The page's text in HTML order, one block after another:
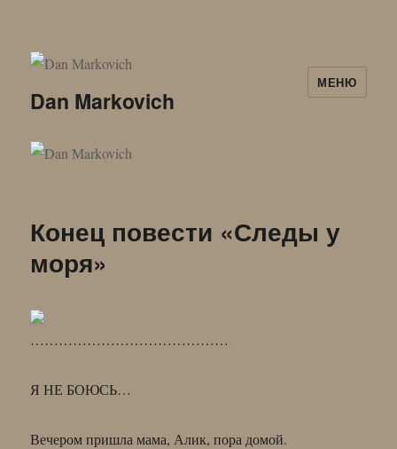
Dan Markovich
МЕНЮ
Конец повести «Следы у
моря»
……………………………………
Я НЕ БОЮСЬ…
Вечером пришла мама, Алик, пора домой.